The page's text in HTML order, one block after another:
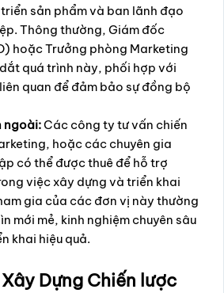
sản phẩm và ban lãnh đạo
Thông thường, Giám đốc
hoặc Trưởng phòng Marketing
quá trình này, phối hợp với
quan để đảm bảo sự đồng bộ
ngoài:Các công ty tư vấn chiến
hoặc các chuyên gia
có thể được thuê để hỗ trợ
việc xây dựng và triển khai
gia của các đơn vị này thường
mới mẻ, kinh nghiệm chuyên sâu
khai hiệu quả.
Dựng Chiến lược